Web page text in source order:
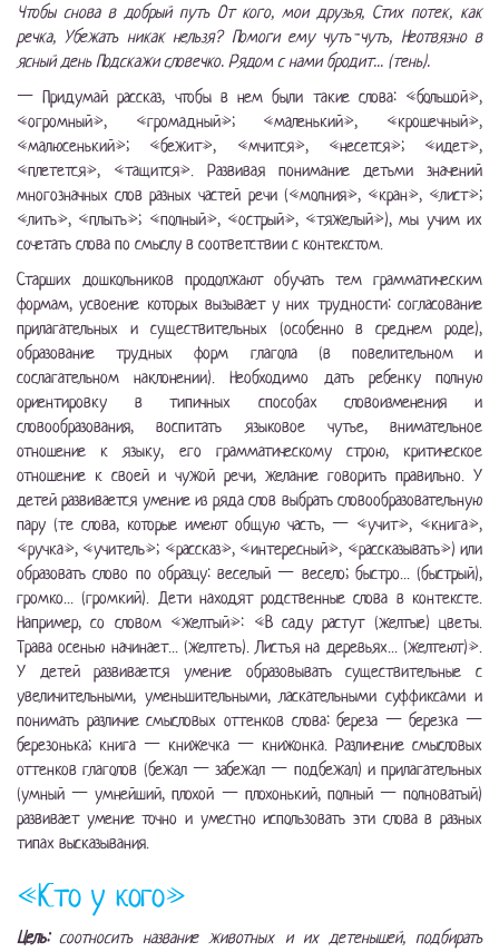
Чтобы снова в добрый путь От кого, мои друзья, Стих потек, как
речка, Убежать никак нельзя? Помоги ему чуть-чуть, Неотвязно в
ясный день Подскажи словечко. Рядом с нами бродит... (тень).
— Придумай рассказ, чтобы в нем были такие слова: «большой»,
«огромный», «громадный»; «маленький», «крошечный»,
«малюсенький»; «бежит», «мчится», «несется»; «идет»,
«плетется», «тащится». Развивая понимание детьми значений
многозначных слов разных частей речи («молния», «кран», «лист»;
«лить», «плыть»; «полный», «острый», «тяжелый»), мы учим их
сочетать слова по смыслу в соответствии с контекстом.
Старших дошкольников продолжают обучать тем грамматическим
формам, усвоение которых вызывает у них трудности: согласование
прилагательных и существительных (особенно в среднем роде),
образование трудных форм глагола (в повелительном и
сослагательном наклонении). Необходимо дать ребенку полную
ориентировку в типичных способах словоизменения и
словообразования, воспитать языковое чутье, внимательное
отношение к языку, его грамматическому строю, критическое
отношение к своей и чужой речи, желание говорить правильно. У
детей развивается умение из ряда слов выбрать словообразовательную
пару (те слова, которые имеют общую часть, — «учит», «книга»,
«ручка», «учитель»; «рассказ», «интересный», «рассказывать») или
образовать слово по образцу: веселый — весело; быстро... (быстрый),
громко... (громкий). Дети находят родственные слова в контексте.
Например, со словом «желтый»: «В саду растут (желтые) цветы.
Трава осенью начинает... (желтеть). Листья на деревьях... (желтеют)».
У детей развивается умение образовывать существительные с
увеличительными, уменьшительными, ласкательными суффиксами и
понимать различие смысловых оттенков слова: береза — березка —
березонька; книга — книжечка — книжонка. Различение смысловых
оттенков глаголов (бежал — забежал — подбежал) и прилагательных
(умный — умнейший, плохой — плохонький, полный — полноватый)
развивает умение точно и уместно использовать эти слова в разных
типах высказывания.
«Кто у кого»
Цель:соотносить название животных и их детенышей, подбирать